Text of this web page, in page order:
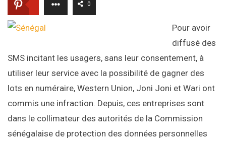
0
Pour avoir
diffusé des
SMS incitant les usagers, sans leur consentement, à
utiliser leur service avec la possibilité de gagner des
lots en numéraire, Western Union, Joni Joni et Wari ont
commis une infraction. Depuis, ces entreprises sont
dans le collimateur des autorités de la Commission
sénégalaise de protection des données personnelles